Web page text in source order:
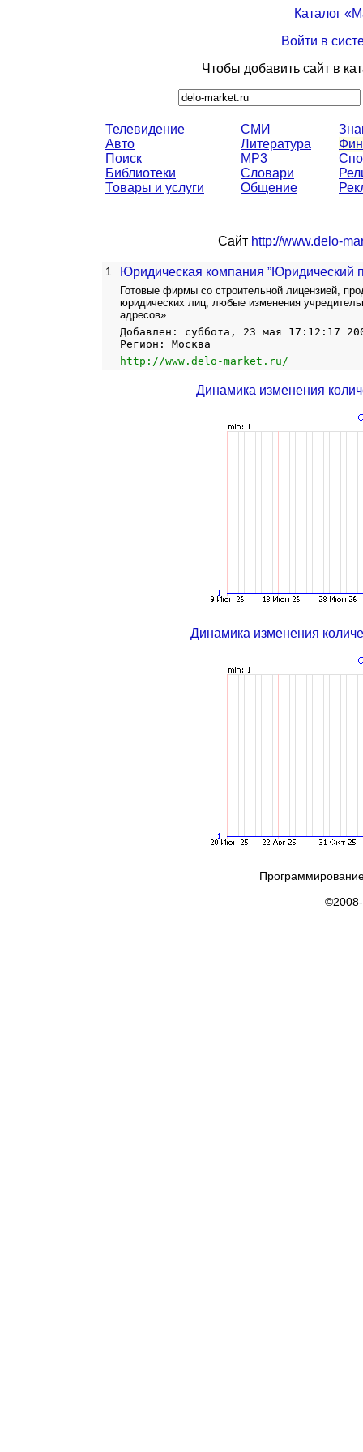
Каталог
Войти в
Чтобы добавить сайт в
Телевидение
Авто
Поиск
Библиотеки
Товары и услуги
СМИ
Литература
MP3
Словари
Общение
Сайт http://www.delo-
1. Юридическая компания ”Юридический
Готовые фирмы со строительной лицензией,
юридических лиц, любые изменения
адресов».
Добавлен: суббота, 23 мая 17:12:17
Регион: Москва
http://www.delo-market.ru/
Динамика изменения
Динамика изменения